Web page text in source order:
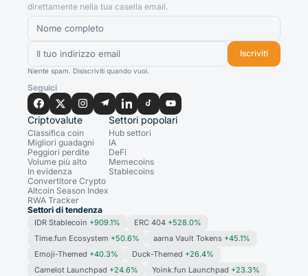
direttamente nella tua casella email.
Iscriviti
Niente spam. Disiscriviti quando vuoi.
Seguici
Criptovalute
Classifica coin
Migliori guadagni
Peggiori perdite
Volume più alto
In evidenza
Convertitore Crypto
Altcoin Season Index
RWA Tracker
Settori popolari
Hub settori
IA
DeFi
Memecoins
Stablecoins
Settori di tendenza
IDR Stablecoin +909.1% ERC 404 +528.0%
Time.fun Ecosystem +50.6% aarna Vault Tokens +45.1%
Emoji-Themed +40.3% Duck-Themed +26.4%
Camelot Launchpad +24.6% Yoink.fun Launchpad +23.3%